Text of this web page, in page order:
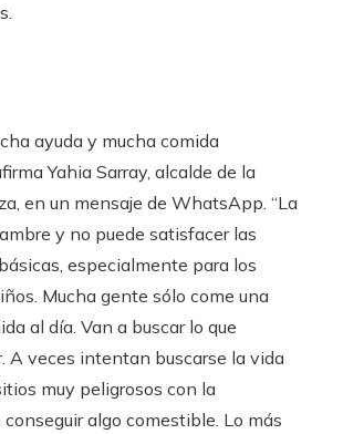
ayuda y mucha comida
Yahia Sarray, alcalde de la
en un mensaje de WhatsApp. “La
y no puede satisfacer las
especialmente para los
Mucha gente sólo come una
al día. Van a buscar lo que
A veces intentan buscarse la vida
muy peligrosos con la
algo comestible. Lo más